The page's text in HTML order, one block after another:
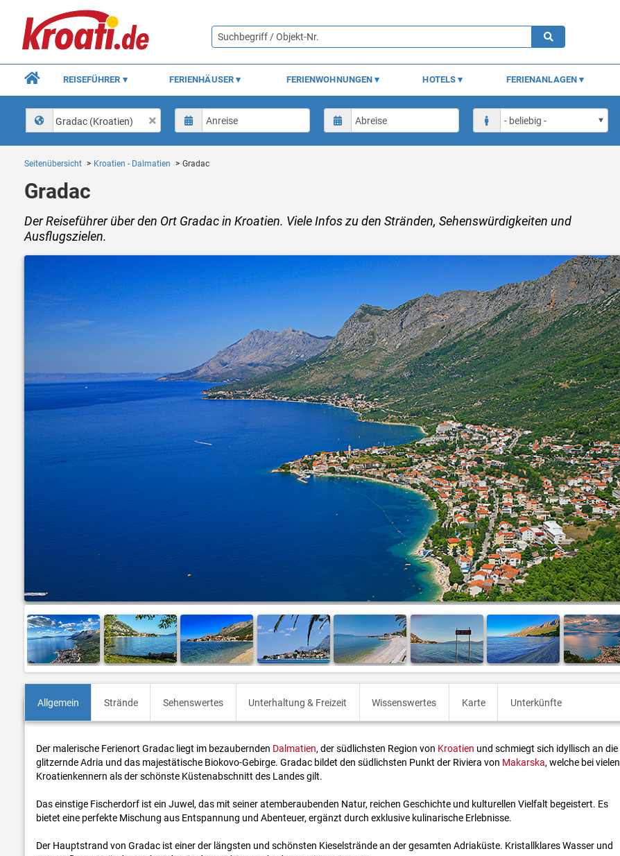
REISEFÜHRER FERIENHÄUSER FERIENWOHNUNGEN HOTELS FERIENANLAGEN
Gradac (Kroatien)
Seitenübersicht Kroatien - Dalmatien Gradac
Gradac
Der Reiseführer über den Ort Gradac in Kroatien. Viele Infos zu den Stränden, Sehenswürdigkeiten und
Ausflugszielen.
Allgemein Strände Sehenswertes Unterhaltung & Freizeit Wissenswertes Karte Unterkünfte
Der malerische Ferienort Gradac liegt im bezaubernden Dalmatien, der südlichsten Region von Kroatien und schmiegt sich idyllisch an die
glitzernde Adria und das majestätische Biokovo-Gebirge. Gradac bildet den südlichsten Punkt der Riviera von Makarska, welche bei vielen
Kroatienkennern als der schönste Küstenabschnitt des Landes gilt.
Das einstige Fischerdorf ist ein Juwel, das mit seiner atemberaubenden Natur, reichen Geschichte und kulturellen Vielfalt begeistert. Es
bietet eine perfekte Mischung aus Entspannung und Abenteuer, ergänzt durch exklusive kulinarische Erlebnisse.
Der Hauptstrand von Gradac ist einer der längsten und schönsten Kieselstrände an der gesamten Adriaküste. Kristallklares Wasser und